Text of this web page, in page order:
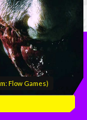
Flow Games)